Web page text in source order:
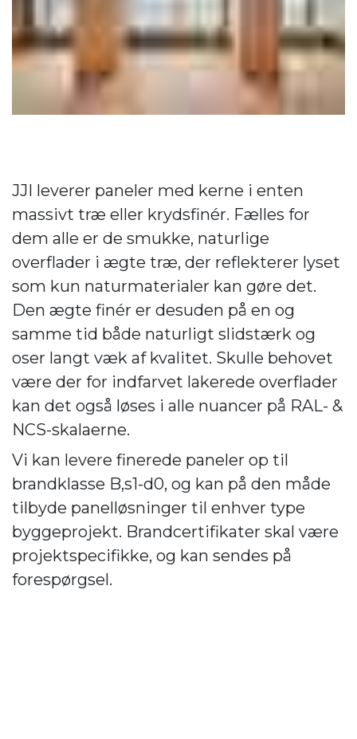
JJI leverer paneler med kerne i enten
massivt træ eller krydsfinér. Fælles for
dem alle er de smukke, naturlige
overflader i ægte træ, der reflekterer lyset
som kun naturmaterialer kan gøre det.
Den ægte finér er desuden på en og
samme tid både naturligt slidstærk og
oser langt væk af kvalitet. Skulle behovet
være der for indfarvet lakerede overflader
kan det også løses i alle nuancer på RAL- &
NCS-skalaerne.
Vi kan levere finerede paneler op til
brandklasse B,s1-d0, og kan på den måde
tilbyde panelløsninger til enhver type
byggeprojekt. Brandcertifikater skal være
projektspecifikke, og kan sendes på
forespørgsel.